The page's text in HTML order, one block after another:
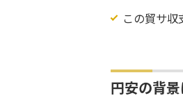
この貿サ
円安の背